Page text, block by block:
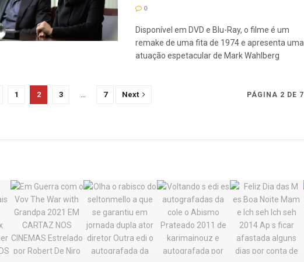
0
Disponível em DVD e Blu-Ray, o filme é um
remake de uma fita de 1974 e apresenta uma
atuação espetacular de Mark Wahlberg
PÁGINA 2 DE 7
1 2 3 … 7 Next